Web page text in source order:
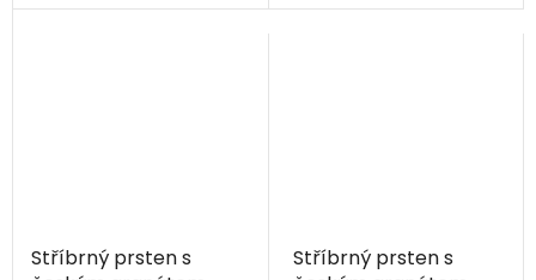
Stříbrný prsten s
Stříbrný prsten s